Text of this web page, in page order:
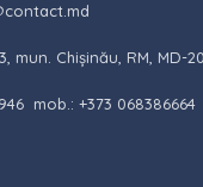
mun. Chișinău, RM, MD-
mob.: +373 068386664